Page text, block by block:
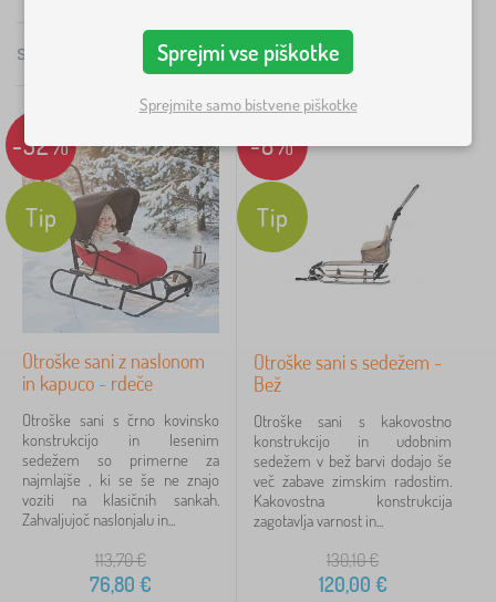
nastavite na višino 40-115 cm ali ga popolnoma
odstranite. Naslonjalo za sani je tudi odstranljivo.
Teža sanke je 5 kg. Na voljo so tudi sani za dvojčke.
×
rdeča
4
siva
4
černá
3
bež
2
bela
1
pokaži
več >
Cena
Skupaj
Priporočano
-32%
Tip
Otroške sani z naslonom
in kapuco - rdeče
Otroške sani s črno kovinsko
konstrukcijo in lesenim
sedežem so primerne za
najmlajše , ki se še ne znajo
voziti na klasičnih sankah.
Zahvaljujoč naslonjalu in...
113,70€
76,80 €
-8%
Tip
Otroške sani s sedežem -
Bež
Otroške sani s kakovostno
konstrukcijo in udobnim
sedežem v bež barvi dodajo še
več zabave zimskim radostim.
Kakovostna konstrukcija
zagotavlja varnost in...
130,10€
120,00 €
Sprejmi vse piškotke
Sprejmite samo bistvene piškotke